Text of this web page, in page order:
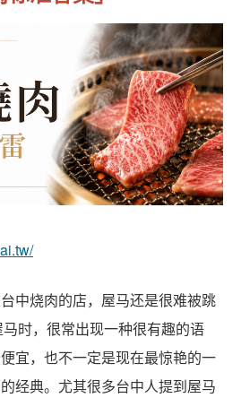
中烧肉的店，屋马还是很难被跳
时，很常出现一种很有趣的语
宜，也不一定是现在最惊艳的一
经典。尤其很多台中人提到屋马